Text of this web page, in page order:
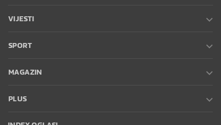
VIJESTI
SPORT
MAGAZIN
PLUS